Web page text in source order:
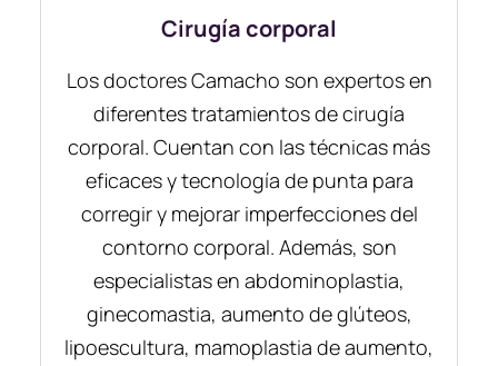
Cirugía corporal
Los doctores Camacho son expertos en
diferentes tratamientos de cirugía
corporal. Cuentan con las técnicas más
eficaces y tecnología de punta para
corregir y mejorar imperfecciones del
contorno corporal. Además, son
especialistas en abdominoplastia,
ginecomastia, aumento de glúteos,
lipoescultura, mamoplastia de aumento,